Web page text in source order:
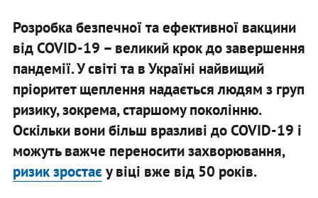
Розробка безпечної та ефективної вакцини
від COVID-19 – великий крок до завершення
пандемії. У світі та в Україні найвищий
пріоритет щеплення надається людям з груп
ризику, зокрема, старшому поколінню.
Оскільки вони більш вразливі до COVID-19 і
можуть важче переносити захворювання,
ризик зростає у віці вже від 50 років.